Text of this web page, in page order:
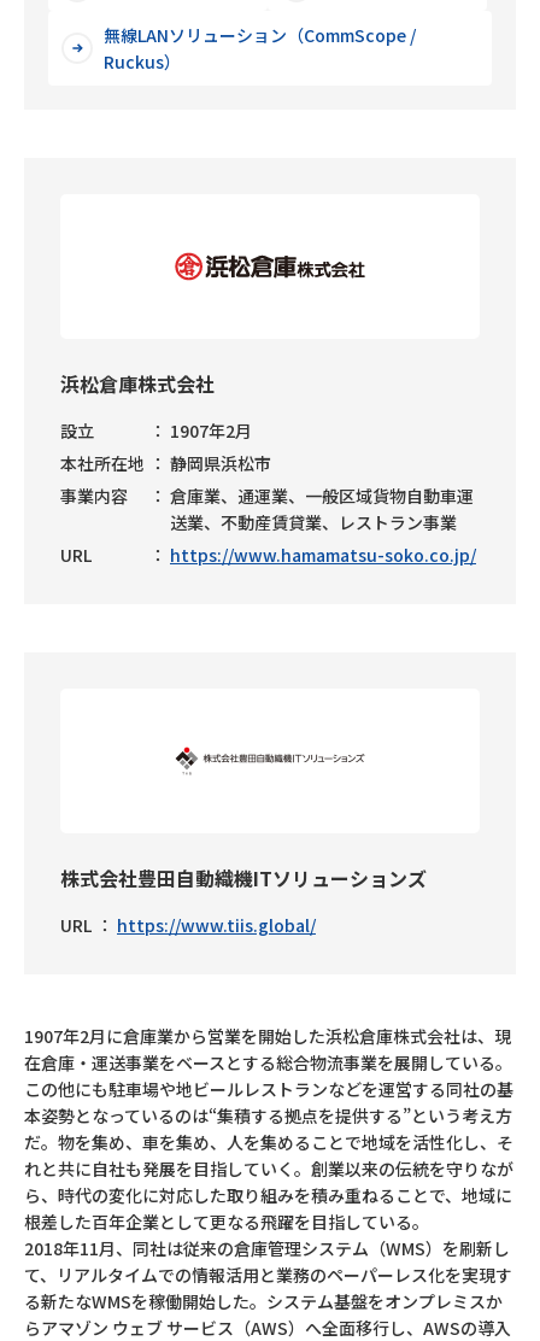
無線LANソリューション（CommScope /
Ruckus）
浜松倉庫株式会社
設立
1907年2月
本社所在地
静岡県浜松市
事業内容
倉庫業、通運業、一般区域貨物自動車運
送業、不動産賃貸業、レストラン事業
URL
https://www.hamamatsu-soko.co.jp/
株式会社豊田自動織機ITソリューションズ
URL https://www.tiis.global/
1907年2月に倉庫業から営業を開始した浜松倉庫株式会社は、現
在倉庫・運送事業をベースとする総合物流事業を展開している。
この他にも駐車場や地ビールレストランなどを運営する同社の基
本姿勢となっているのは“集積する拠点を提供する”という考え方
だ。物を集め、車を集め、人を集めることで地域を活性化し、そ
れと共に自社も発展を目指していく。創業以来の伝統を守りなが
ら、時代の変化に対応した取り組みを積み重ねることで、地域に
根差した百年企業として更なる飛躍を目指している。
2018年11月、同社は従来の倉庫管理システム（WMS）を刷新し
て、リアルタイムでの情報活用と業務のペーパーレス化を実現す
る新たなWMSを稼働開始した。システム基盤をオンプレミスか
らアマゾン ウェブ サービス（AWS）へ全面移行し、AWSの導入